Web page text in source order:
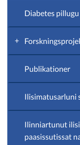
Diabetes
Publikationer
Ilisimatusarluni
Ilinniartunut
paasissutissat